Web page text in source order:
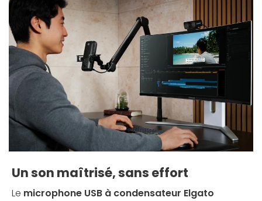
Un son maîtrisé, sans effort
Le microphone USB à condensateur Elgato